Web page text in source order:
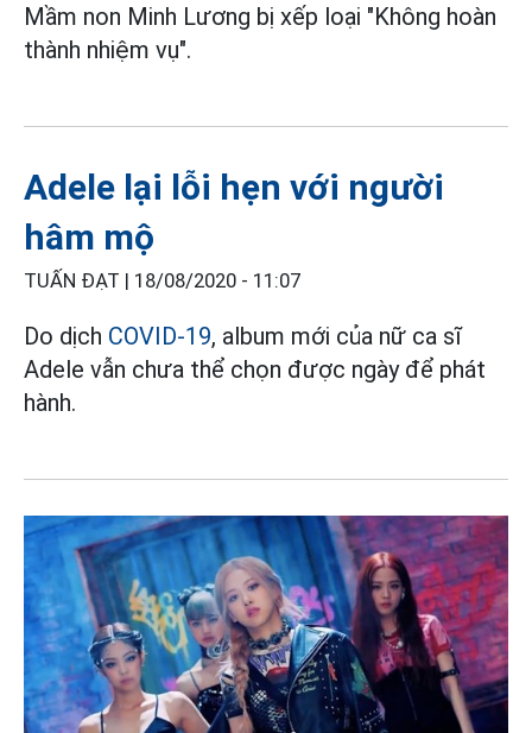
Mầm non Minh Lương bị xếp loại "Không hoàn
thành nhiệm vụ".
Adele lại lỗi hẹn với người
hâm mộ
TUẤN ĐẠT | 18/08/2020 - 11:07
Do dịch COVID-19, album mới của nữ ca sĩ
Adele vẫn chưa thể chọn được ngày để phát
hành.